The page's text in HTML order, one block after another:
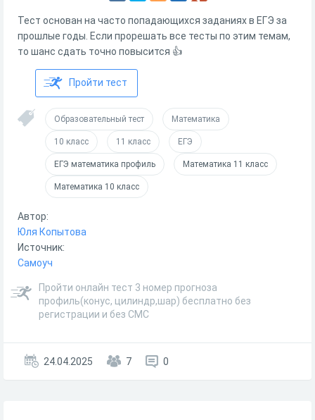
Тест основан на часто попадающихся заданиях в ЕГЭ за
прошлые годы. Если прорешать все тесты по этим темам,
то шанс сдать точно повысится 👍
Пройти тест
Образовательный тест Математика
10 класс 11 класс ЕГЭ
ЕГЭ математика профиль Математика 11 класс
Математика 10 класс
Автор:
Юля Копытова
Источник:
Самоуч
Пройти онлайн тест 3 номер прогноза
профиль(конус, цилиндр,шар) бесплатно без
регистрации и без СМС
24.04.2025 7 0